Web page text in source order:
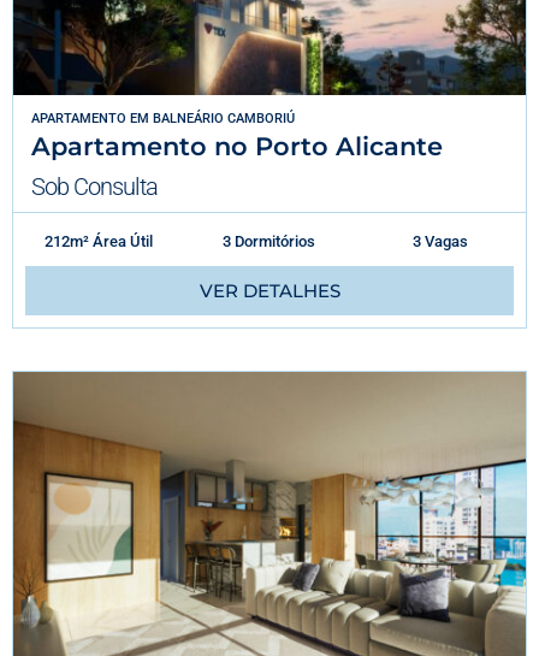
APARTAMENTO EM BALNEÁRIO CAMBORIÚ
Apartamento no Porto Alicante
Sob Consulta
212m² Área Útil 3 Dormitórios 3 Vagas
VER DETALHES